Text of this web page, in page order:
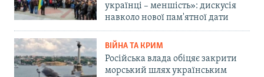
українці – меншість»: дискусія
навколо нової пам'ятної дати
ВІЙНА ТА КРИМ
Російська влада обіцяє закрити
морський шлях українським